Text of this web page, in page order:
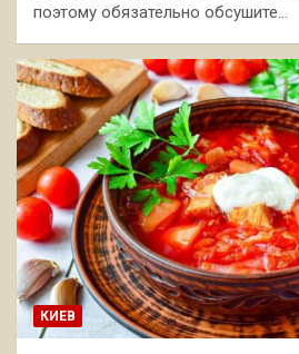
поэтому обязательно обсушите…
КИЕВ